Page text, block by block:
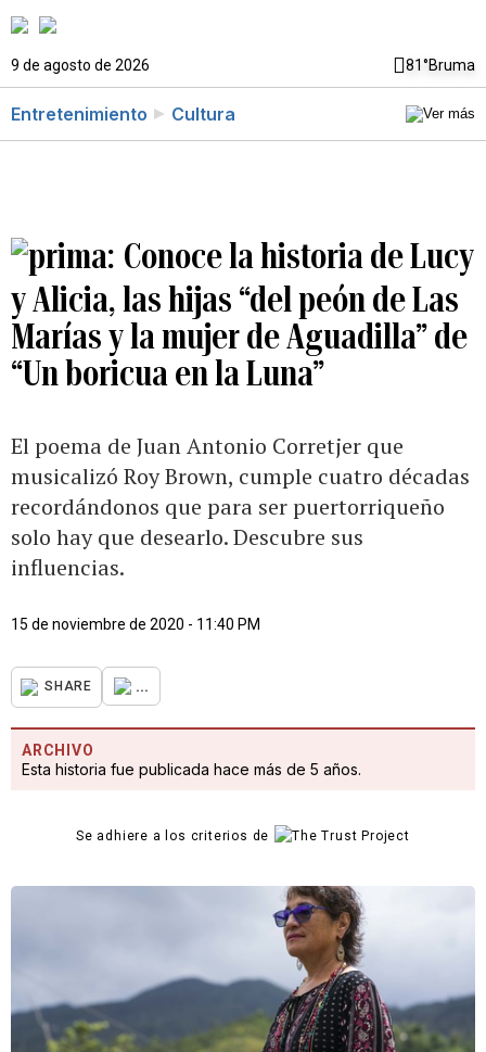
9 de agosto de 2026 81°Bruma
Entretenimiento Cultura
Conoce la historia de Lucy
y Alicia, las hijas “del peón de Las
Marías y la mujer de Aguadilla” de
“Un boricua en la Luna”
El poema de Juan Antonio Corretjer que
musicalizó Roy Brown, cumple cuatro décadas
recordándonos que para ser puertorriqueño
solo hay que desearlo. Descubre sus
influencias.
15 de noviembre de 2020 - 11:40 PM
SHARE ...
ARCHIVO
Esta historia fue publicada hace más de 5 años.
Se adhiere a los criterios de